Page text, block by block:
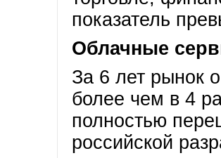
показатель
Облачные
За 6 лет рынок
более чем в 4
полностью
российской